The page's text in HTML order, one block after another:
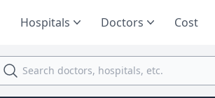
Hospitals Doctors Cost